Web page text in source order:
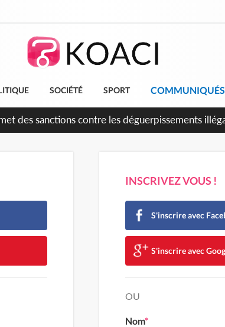
SOCIÉTÉ SPORT COMMUNIQUÉS
de l'indépendance, Alassane Ouattara promet
INSCRIVEZ VOUS !
S'inscrire avec
S'inscrire avec
OU
Nom*